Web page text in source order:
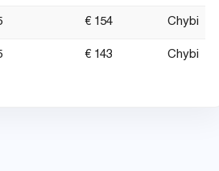
€ 154 Chybi
€ 143 Chybi